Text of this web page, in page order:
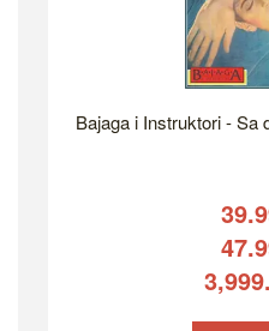
Bajaga i Instruktori - Sa